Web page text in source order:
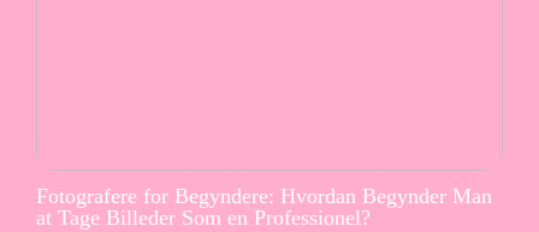
Fotografere for Begyndere: Hvordan Begynder Man
at Tage Billeder Som en Professionel?